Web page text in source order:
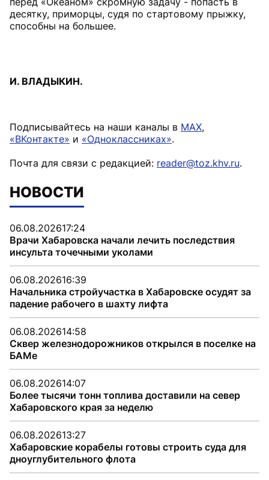
десятку, приморцы, судя по стартовому прыжку,
способны на большее.
И. ВЛАДЫКИН.
Подписывайтесь на наши каналы в MAX,
«ВКонтакте» и «Одноклассниках».
Почта для связи с редакцией: reader@toz.khv.ru.
НОВОСТИ
06.08.202617:24
Врачи Хабаровска начали лечить последствия
инсульта точечными уколами
06.08.202616:39
Начальника стройучастка в Хабаровске осудят за
падение рабочего в шахту лифта
06.08.202614:58
Сквер железнодорожников открылся в поселке на
БАМе
06.08.202614:07
Более тысячи тонн топлива доставили на север
Хабаровского края за неделю
06.08.202613:27
Хабаровские корабелы готовы строить суда для
дноуглубительного флота